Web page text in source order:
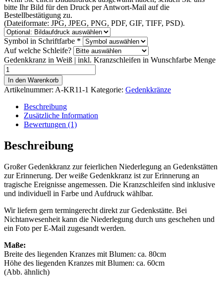
bitte Ihr Bild für den Druck per Antwort-Mail auf die
Bestellbestätigung zu.
(Dateiformate: JPG, JPEG, PNG, PDF, GIF, TIFF, PSD).
Symbol in Schriftfarbe *
Auf welche Schleife?
Gedenkkranz in Weiß | inkl. Kranzschleifen in Wunschfarbe Menge
In den Warenkorb
Artikelnummer: A-KR11-1 Kategorie: Gedenkkränze
Beschreibung
Zusätzliche Information
Bewertungen (1)
Beschreibung
Großer Gedenkkranz zur feierlichen Niederlegung an Gedenkstätten
zur Erinnerung. Der weiße Gedenkkranz ist zur Erinnerung an
tragische Ereignisse angemessen. Die Kranzschleifen sind inklusive
und individuell in Farbe und Aufdruck wählbar.
Wir liefern gern termingerecht direkt zur Gedenkstätte. Bei
Nichtanwesenheit kann die Niederlegung durch uns geschehen und
ein Foto per E-Mail zugesandt werden.
Maße:
Breite des liegenden Kranzes mit Blumen: ca. 80cm
Höhe des liegenden Kranzes mit Blumen: ca. 60cm
(Abb. ähnlich)